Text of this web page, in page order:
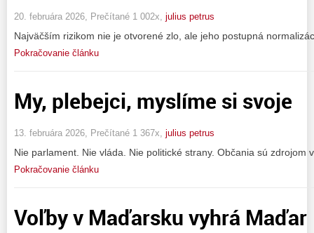
20. februára 2026, Prečítané 1 002x, julius petrus
Najväčším rizikom nie je otvorené zlo, ale jeho postupná
Pokračovanie článku
My, plebejci, myslíme si svoje
13. februára 2026, Prečítané 1 367x, julius petrus
Nie parlament. Nie vláda. Nie politické strany. Občania sú zdrojom
Pokračovanie článku
Voľby v Maďarsku vyhrá Maďar